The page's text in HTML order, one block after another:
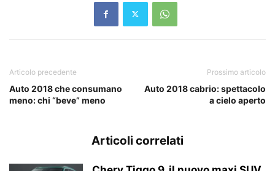
Articolo precedente
Auto 2018 che consumano
meno: chi “beve” meno
Prossimo articolo
Auto 2018 cabrio: spettacolo
a cielo aperto
Articoli correlati